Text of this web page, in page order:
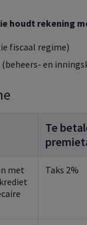
houdt rekening
fiscaal regime)
(beheers- en
Te
met
Taks 2%